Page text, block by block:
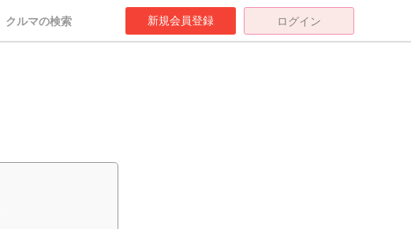
クルマの検索 新規会員登録 ログイン